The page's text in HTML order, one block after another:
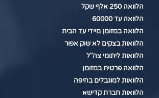
הלוואה 250 אלף שקל
הלוואה עד 60000
הלוואה במזומן מיידי עד הבית
הלוואות בצקים לא שוק אפור
הלוואות ליתומי צה"ל
הלוואה פרטית במזומן
הלוואות למוגבלים בחיפה
הלוואות חברת קדישא